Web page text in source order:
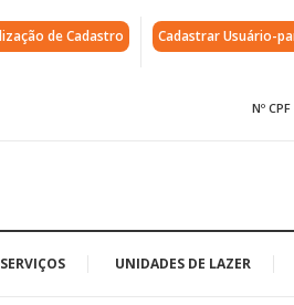
de Cadastro Cadastrar Usuário-
Nº CPF
SERVIÇOS UNIDADES DE LAZER